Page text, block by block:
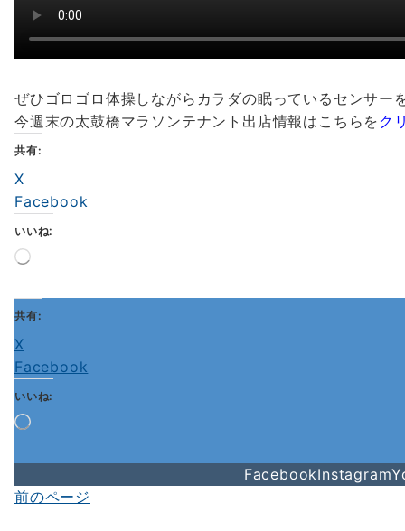
ぜひゴロゴロ体操しながらカラダの眠っているセンサー
今週末の太鼓橋マラソンテナント出店情報はこちらを ク
共有:
X
Facebook
いいね:
読
み
中…
共有:
X
Facebook
いいね:
読
中…
FacebookInstagram
投
前のページ